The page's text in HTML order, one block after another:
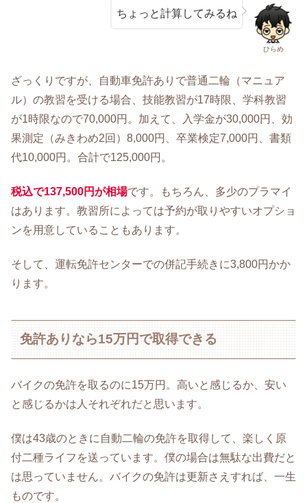
ひらめ
ちょっと計算してみるね
ざっくりですが、自動車免許ありで普通二輪（マニュア
ル）の教習を受ける場合、技能教習が17時限、学科教習
が1時限なので70,000円。加えて、入学金が30,000円、効
果測定（みきわめ2回）8,000円、卒業検定7,000円、書類
代10,000円。合計で125,000円。
税込で137,500円が相場です。もちろん、多少のプラマイ
はあります。教習所によっては予約が取りやすいオプショ
ンを用意していることもあります。
そして、運転免許センターでの併記手続きに3,800円かか
ります。
免許ありなら15万円で取得できる
バイクの免許を取るのに15万円。高いと感じるか、安い
と感じるかは人それぞれだと思います。
僕は43歳のときに自動二輪の免許を取得して、楽しく原
付二種ライフを送っています。僕の場合は無駄な出費だと
は思っていません。バイクの免許は更新さえすれば、一生
ものです。